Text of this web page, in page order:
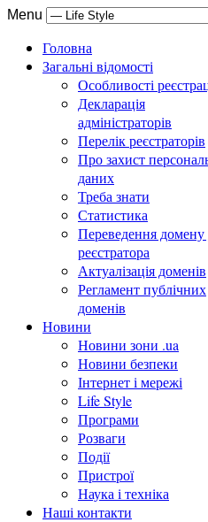
Menu
Головна
Загальні відомості
Особливості
Декларація
адміністраторів
Перелік реєстраторів
Про захист
даних
Треба знати
Статистика
Переведення домену
реєстратора
Актуалізація доменів
Регламент публічних
доменів
Новини
Новини зони .ua
Новини безпеки
Інтернет і мережі
Life Style
Програми
Розваги
Події
Пристрої
Наука і техніка
Наші контакти